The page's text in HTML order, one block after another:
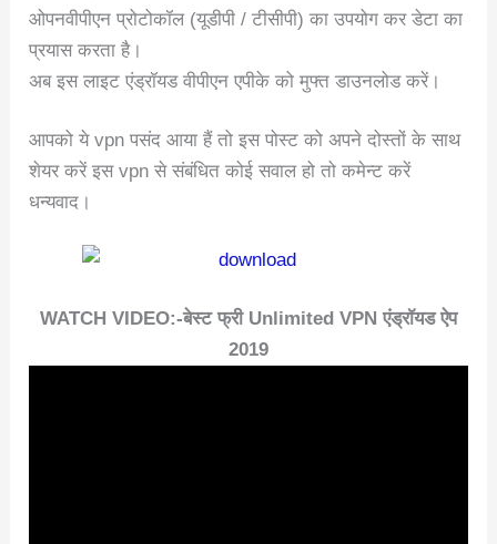
ओपनवीपीएन प्रोटोकॉल (यूडीपी / टीसीपी) का उपयोग कर डेटा का
प्रयास करता है।
अब इस लाइट एंड्रॉयड वीपीएन एपीके को मुफ्त डाउनलोड करें।
आपको ये vpn पसंद आया हैं तो इस पोस्ट को अपने दोस्तों के साथ
शेयर करें इस vpn से संबंधित कोई सवाल हो तो कमेन्ट करें
धन्यवाद।
WATCH VIDEO:-बेस्ट फ्री Unlimited VPN एंड्रॉयड ऐप
2019